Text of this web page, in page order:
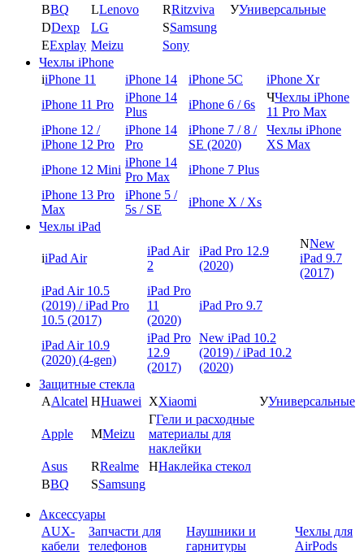
BBQ LLenovo RRitzviva УУниверсальные
DDexp LG SSamsung
EExplay Meizu
Sony
Чехлы iPhone
iiPhone 11 iPhone 14 iPhone 5C
iPhone Xr
iPhone 11 Pro
iPhone 14
Plus
iPhone 6 / 6s
ЧЧехлы iPhone
11 Pro Max
iPhone 12 /
iPhone 12 Pro
iPhone 14
Pro
iPhone 7 / 8 /
SE (2020)
Чехлы iPhone
XS Max
iPhone 12 Mini
iPhone 14
Pro Max
iPhone 7 Plus
iPhone 13 Pro
Max
iPhone 5 /
5s / SE
iPhone X / Xs
Чехлы iPad
iiPad Air
iPad Air
2
iPad Pro 12.9
(2020)
NNew
iPad 9.7
(2017)
iPad Air 10.5
(2019) / iPad Pro
10.5 (2017)
iPad Pro
11
(2020)
iPad Pro 9.7
iPad Air 10.9
(2020) (4-gen)
iPad Pro
12.9
(2017)
New iPad 10.2
(2019) / iPad 10.2
(2020)
Защитные стекла
AAlcatel HHuawei XXiaomi УУниверсальные
Apple MMeizu
ГГели и расходные
материалы для
наклейки
Asus
RRealme ННаклейка стекол
BBQ SSamsung
Аксессуары
AUX-
кабели
Запчасти для
телефонов
Наушники и
гарнитуры
Чехлы для
AirPods